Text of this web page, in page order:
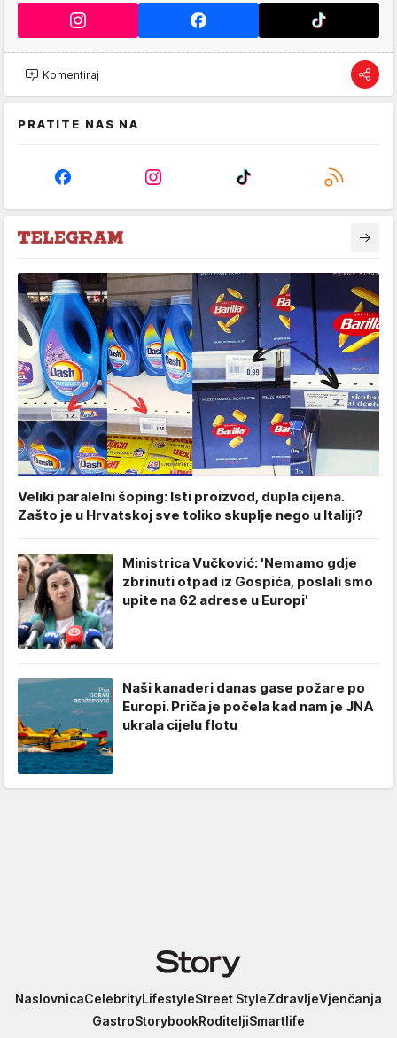
Komentiraj
PRATITE NAS NA
Veliki paralelni šoping: Isti proizvod, dupla cijena.
Zašto je u Hrvatskoj sve toliko skuplje nego u Italiji?
Ministrica Vučković: 'Nemamo gdje
zbrinuti otpad iz Gospića, poslali smo
upite na 62 adrese u Europi'
Naši kanaderi danas gase požare po
Europi. Priča je počela kad nam je JNA
ukrala cijelu flotu
Story
NaslovnicaCelebrityLifestyleStreet StyleZdravljeVjenčanja
GastroStorybookRoditeljiSmartlife